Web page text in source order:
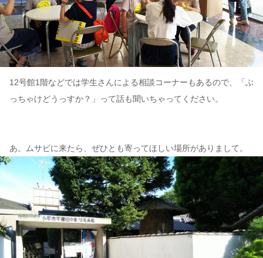
12号館1階などでは学生さんによる相談コーナーもあるので、「ぶ
っちゃけどうっすか？」って話も聞いちゃってください。
あ。ムサビに来たら、ぜひとも寄ってほしい場所がありまして。